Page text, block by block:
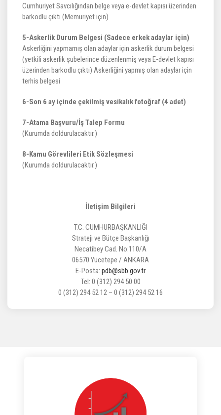
Cumhuriyet Savcılığından belge veya e-devlet kapısı üzerinden
barkodlu çıktı (Memuriyet için)
5-Askerlik Durum Belgesi (Sadece erkek adaylar için)
Askerliğini yapmamış olan adaylar için askerlik durum belgesi
(yetkili askerlik şubelerince düzenlenmiş veya E-devlet kapısı
üzerinden barkodlu çıktı) Askerliğini yapmış olan adaylar için
terhis belgesi
6-Son 6 ay içinde çekilmiş vesikalık fotoğraf (4 adet)
7-Atama Başvuru/İş Talep Formu
(Kurumda doldurulacaktır.)
8-Kamu Görevlileri Etik Sözleşmesi
(Kurumda doldurulacaktır.)
İletişim Bilgileri
T.C. CUMHURBAŞKANLIĞI
Strateji ve Bütçe Başkanlığı
Necatibey Cad. No:110/A
06570 Yücetepe / ANKARA
E-Posta: pdb@sbb.gov.tr
Tel: 0 (312) 294 50 00
0 (312) 294 52 12 – 0 (312) 294 52 16